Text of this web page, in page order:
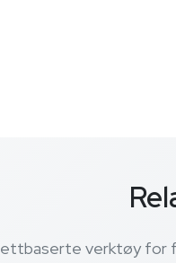
verktøy for